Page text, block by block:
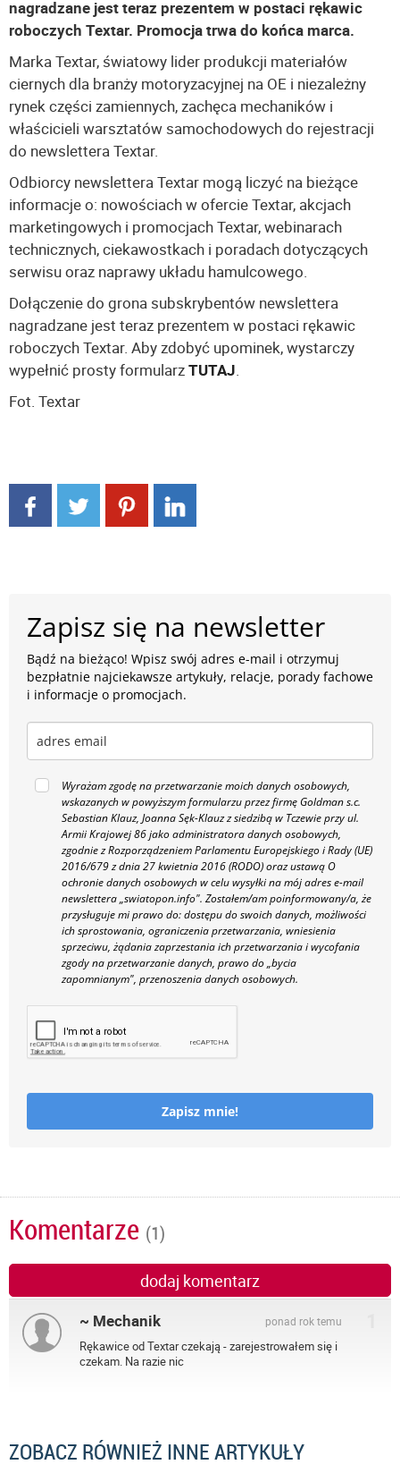
nagradzane jest teraz prezentem w postaci rękawic
roboczych Textar. Promocja trwa do końca marca.
Marka Textar, światowy lider produkcji materiałów
ciernych dla branży motoryzacyjnej na OE i niezależny
rynek części zamiennych, zachęca mechaników i
właścicieli warsztatów samochodowych do rejestracji
do newslettera Textar.
Odbiorcy newslettera Textar mogą liczyć na bieżące
informacje o: nowościach w ofercie Textar, akcjach
marketingowych i promocjach Textar, webinarach
technicznych, ciekawostkach i poradach dotyczących
serwisu oraz naprawy układu hamulcowego.
Dołączenie do grona subskrybentów newslettera
nagradzane jest teraz prezentem w postaci rękawic
roboczych Textar. Aby zdobyć upominek, wystarczy
wypełnić prosty formularzTUTAJ.
Fot. Textar
Zapisz się na newsletter
Bądź na bieżąco! Wpisz swój adres e-mail i otrzymuj
bezpłatnie najciekawsze artykuły, relacje, porady fachowe
i informacje o promocjach.
Wyrażam zgodę na przetwarzanie moich danych osobowych,
wskazanych w powyższym formularzu przez firmę Goldman s.c.
Sebastian Klauz, Joanna Sęk-Klauz z siedzibą w Tczewie przy ul.
Armii Krajowej 86 jako administratora danych osobowych,
zgodnie z Rozporządzeniem Parlamentu Europejskiego i Rady (UE)
2016/679 z dnia 27 kwietnia 2016 (RODO) oraz ustawą O
ochronie danych osobowych w celu wysyłki na mój adres e-mail
newslettera „swiatopon.info". Zostałem/am poinformowany/a, że
przysługuje mi prawo do: dostępu do swoich danych, możliwości
ich sprostowania, ograniczenia przetwarzania, wniesienia
sprzeciwu, żądania zaprzestania ich przetwarzania i wycofania
zgody na przetwarzanie danych, prawo do „bycia
zapomnianym", przenoszenia danych osobowych.
Zapisz mnie!
Komentarze (1)
dodaj komentarz
~ Mechanik ponad rok temu
Rękawice od Textar czekają - zarejestrowałem się i
czekam. Na razie nic
ZOBACZ RÓWNIEŻ INNE ARTYKUŁY